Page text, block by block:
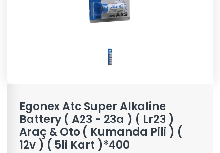
Egonex Atc Super Alkaline
Battery ( A23 - 23a ) ( Lr23 )
Araç & Oto ( Kumanda Pili ) (
12v ) ( 5li Kart )*400